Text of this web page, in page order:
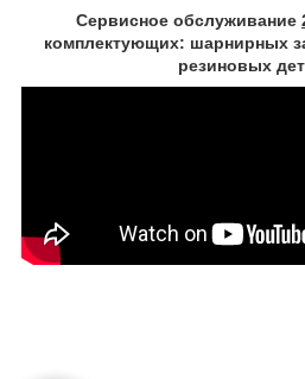
Сервисное обслуживание
комплектующих: шарнирных
резиновых